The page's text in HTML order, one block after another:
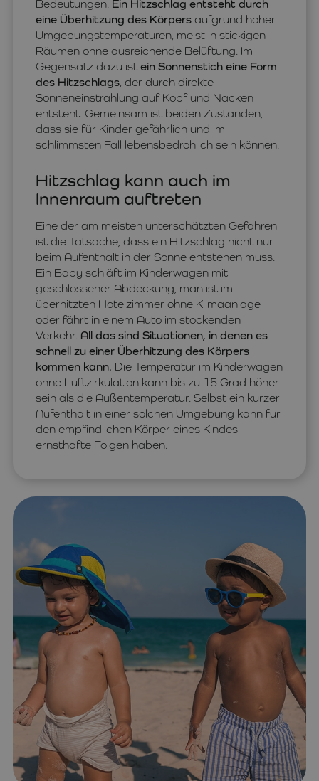
Bedeutungen. Ein Hitzschlag entsteht durch
eine Überhitzung des Körpers aufgrund hoher
Umgebungstemperaturen, meist in stickigen
Räumen ohne ausreichende Belüftung. Im
Gegensatz dazu ist ein Sonnenstich eine Form
des Hitzschlags, der durch direkte
Sonneneinstrahlung auf Kopf und Nacken
entsteht. Gemeinsam ist beiden Zuständen,
dass sie für Kinder gefährlich und im
schlimmsten Fall lebensbedrohlich sein können.
Hitzschlag kann auch im
Innenraum auftreten
Eine der am meisten unterschätzten Gefahren
ist die Tatsache, dass ein Hitzschlag nicht nur
beim Aufenthalt in der Sonne entstehen muss.
Ein Baby schläft im Kinderwagen mit
geschlossener Abdeckung, man ist im
überhitzten Hotelzimmer ohne Klimaanlage
oder fährt in einem Auto im stockenden
Verkehr. All das sind Situationen, in denen es
schnell zu einer Überhitzung des Körpers
kommen kann. Die Temperatur im Kinderwagen
ohne Luftzirkulation kann bis zu 15 Grad höher
sein als die Außentemperatur. Selbst ein kurzer
Aufenthalt in einer solchen Umgebung kann für
den empfindlichen Körper eines Kindes
ernsthafte Folgen haben.